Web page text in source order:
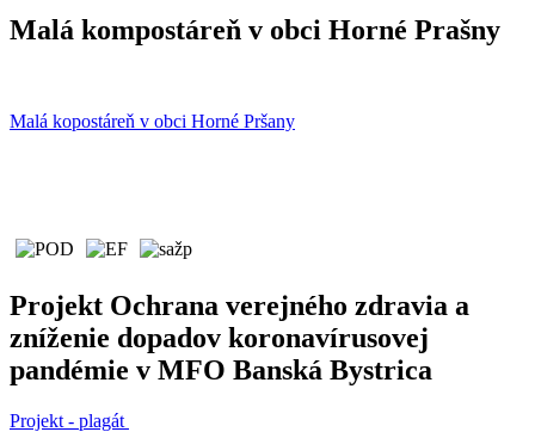
Malá kompostáreň v obci Horné Prašny
Malá kopostáreň v obci Horné Pršany
Projekt Ochrana verejného zdravia a
zníženie dopadov koronavírusovej
pandémie v MFO Banská Bystrica
Projekt - plagát